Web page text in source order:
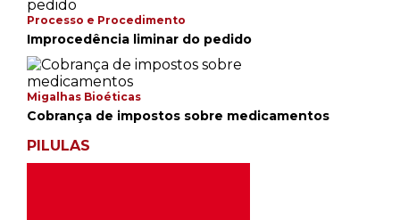
Processo e Procedimento
Improcedência liminar do pedido
Migalhas Bioéticas
Cobrança de impostos sobre medicamentos
PILULAS